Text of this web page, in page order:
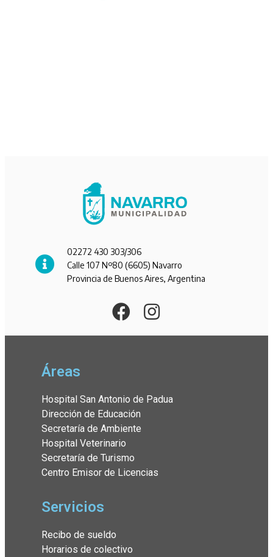
02272 430 303/306
Calle 107 Nº80 (6605) Navarro
Provincia de Buenos Aires, Argentina
Áreas
Hospital San Antonio de Padua
Dirección de Educación
Secretaría de Ambiente
Hospital Veterinario
Secretaría de Turismo
Centro Emisor de Licencias
Servicios
Recibo de sueldo
Horarios de colectivo